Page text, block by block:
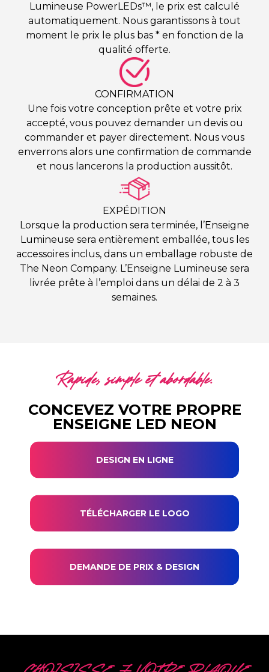
Lumineuse PowerLEDs™, le prix est calculé
automatiquement. Nous garantissons à tout
moment le prix le plus bas * en fonction de la
qualité offerte.
CONFIRMATION
Une fois votre conception prête et votre prix
accepté, vous pouvez demander un devis ou
commander et payer directement. Nous vous
enverrons alors une confirmation de commande
et nous lancerons la production aussitôt.
EXPÉDITION
Lorsque la production sera terminée, l’Enseigne
Lumineuse sera entièrement emballée, tous les
accessoires inclus, dans un emballage robuste de
The Neon Company. L’Enseigne Lumineuse sera
livrée prête à l’emploi dans un délai de 2 à 3
semaines.
Rapide, simple et abordable.
CONCEVEZ VOTRE PROPRE
ENSEIGNE LED NEON
DESIGN EN LIGNE
TÉLÉCHARGER LE LOGO
DEMANDE DE PRIX & DESIGN